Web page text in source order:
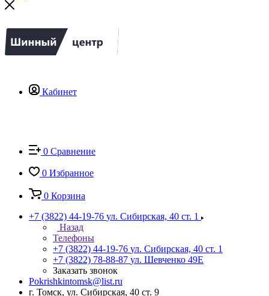
Кабинет
0 Сравнение
0 Избранное
0 Корзина
+7 (3822) 44-19-76 ул. Сибирская, 40 ст. 1
Назад
Телефоны
+7 (3822) 44-19-76 ул. Сибирская, 40 ст. 1
+7 (3822) 78-88-87 ул. Шевченко 49Е
Заказать звонок
Pokrishkintomsk@list.ru
г. Томск, ул. Сибирская, 40 ст. 9